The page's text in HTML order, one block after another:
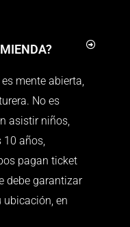
mente abierta,
No es
asistir niños,
años,
pagan ticket
debe garantizar
ubicación, en